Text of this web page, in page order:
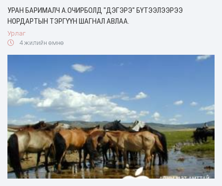
УРАН БАРИМАЛЧ А.ОЧИРБОЛД "ДЭГЭРЭ" БҮТЭЭЛЭЭРЭЭ
НОРДАРТЫН ТЭРГҮҮН ШАГНАЛ АВЛАА.
Урлаг
4 жилийн өмнө